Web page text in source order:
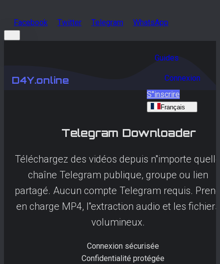
Facebook Twitter Telegram WhatsApp
D4Y.online
Guides
Connexion
S''inscrire
Français
Telegram Downloader
Téléchargez des vidéos depuis n''importe
chaîne Telegram publique, groupe ou lien
partagé. Aucun compte Telegram requis.
en charge MP4, l''extraction audio et les fichiers
volumineux.
Connexion sécurisée
Confidentialité protégée